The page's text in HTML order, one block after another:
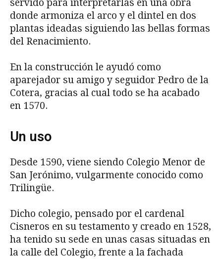
servido para interpretarlas en una obra
donde armoniza el arco y el dintel en dos
plantas ideadas siguiendo las bellas formas
del Renacimiento.
En la construcción le ayudó como
aparejador su amigo y seguidor Pedro de la
Cotera, gracias al cual todo se ha acabado
en 1570.
Un uso
Desde 1590, viene siendo Colegio Menor de
San Jerónimo, vulgarmente conocido como
Trilingüe.
Dicho colegio, pensado por el cardenal
Cisneros en su testamento y creado en 1528,
ha tenido su sede en unas casas situadas en
la calle del Colegio, frente a la fachada